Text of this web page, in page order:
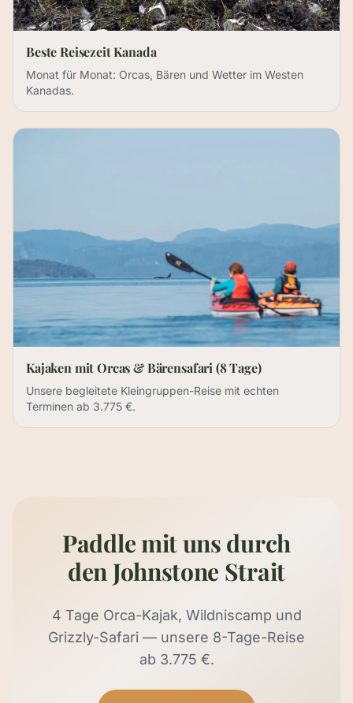
Beste Reisezeit Kanada
Monat für Monat: Orcas, Bären und Wetter im Westen
Kanadas.
Kajaken mit Orcas & Bärensafari (8 Tage)
Unsere begleitete Kleingruppen-Reise mit echten
Terminen ab 3.775 €.
Paddle mit uns durch
den Johnstone Strait
4 Tage Orca-Kajak, Wildniscamp und
Grizzly-Safari — unsere 8-Tage-Reise
ab 3.775 €.